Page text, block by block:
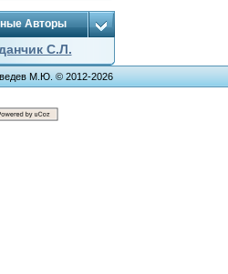
Авторы
С.Л.
М.Ю. © 2012-2026